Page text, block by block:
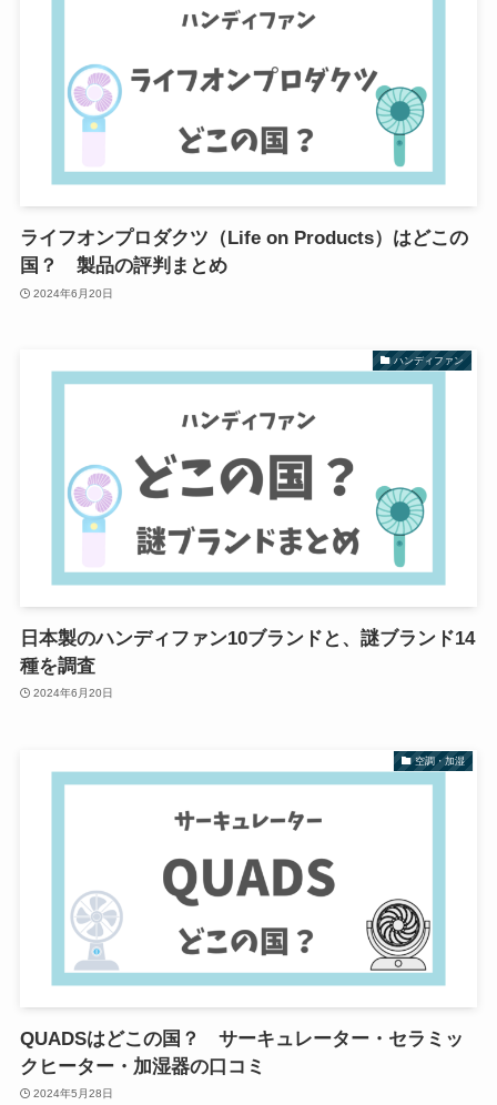
ライフオンプロダクツ（Life on Products）はどこの
国？ 製品の評判まとめ
2024年6月20日
ハンディファン
日本製のハンディファン10ブランドと、謎ブランド14
種を調査
2024年6月20日
空調・加湿
QUADSはどこの国？ サーキュレーター・セラミッ
クヒーター・加湿器の口コミ
2024年5月28日